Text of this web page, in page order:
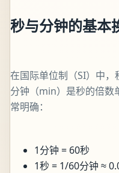
秒与分钟的基本
在国际单位制（SI）中，
分钟（min）是秒的倍数
常明确：
1分钟 = 60秒
1秒 = 1/60分钟 ≈